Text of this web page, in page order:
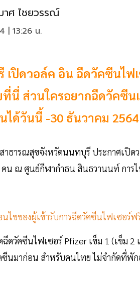
าศ ไชยวรรณ์
| 13:26 น.
เปิดวอล์ค อิน ฉีดวัคซีนไฟ
ที่นี่ ส่วนใครอยากฉีดวัคซีน
ได้วันนี้ -30 ธันวาคม
าธารณสุขจังหวัดนนทบุรี ประกาศเปิ
คน ณ ศูนย์กีฬากำธน สินธวานนท์ การ
นไขของผู้เข้ารับการฉีดวัคซีนไฟเซอร์
ฉีดวัคซีนไฟเซอร์ Pfizer เข็ม 1 (เข็ม
ซีนมาก่อน สำหรับคนไทย ไม่จำกัดที่พัก